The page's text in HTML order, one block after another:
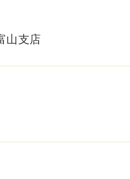
山支店